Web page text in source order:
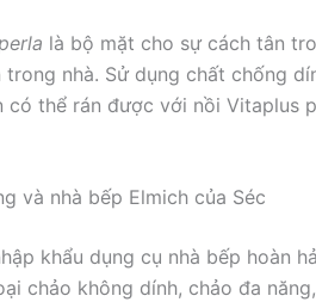
là bộ mặt cho sự cách tân
nhà. Sử dụng chất chống
thể rán được với nồi Vitaplus
và nhà bếp Elmich của Séc
khẩu dụng cụ nhà bếp hoàn
chảo không dính, chảo đa